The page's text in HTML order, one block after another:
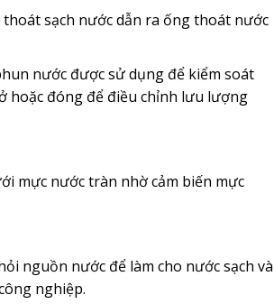
sạch nước dẫn ra ống thoát nước
nước được sử dụng để kiểm soát
hoặc đóng để điều chỉnh lưu lượng
mực nước tràn nhờ cảm biến mực
nguồn nước để làm cho nước sạch và
nghiệp.